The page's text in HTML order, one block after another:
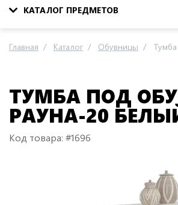
КАТАЛОГ ПРЕДМЕТОВ
Главная Каталог Обувницы
ТУМБА ПОД
РАУНА-20
Код товара: #1696